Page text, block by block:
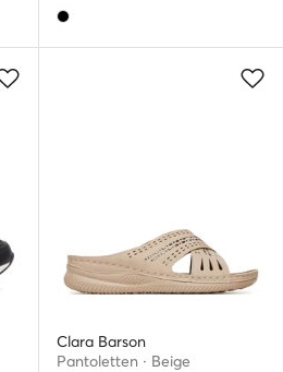
Clara Barson
Pantoletten · Beige